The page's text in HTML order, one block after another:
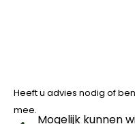
Heeft u advies nodig of
mee.
Mogelijk kunnen